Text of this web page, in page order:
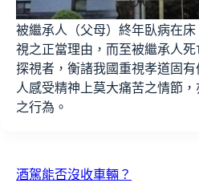
被繼承人（父母）終年臥病在
視之正當理由，而至被繼承人
探視者，衡諸我國重視孝道固
人感受精神上莫大痛苦之情節
之行為。
酒駕能否沒收車輛？